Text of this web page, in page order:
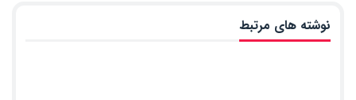
نوشته های مرتبط